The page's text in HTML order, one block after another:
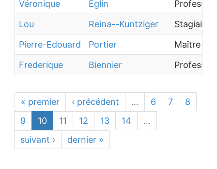
Véronique
Eglin
Lou
Reina--Kuntziger
Stagiaire
Pierre-Edouard
Portier
Maître de
Frederique
Biennier
« premier ‹ précédent … 6 7
8
9
10 11 12 13 14
…
suivant ›
dernier »